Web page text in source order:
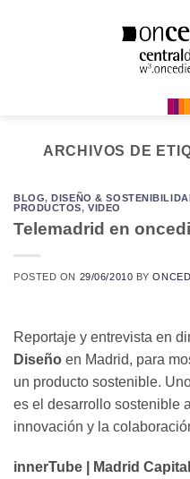
ARCHIVOS DE
BLOG,DISEÑO &
PRODUCTOS,VIDEO
Telemadrid en
POSTED ON 29/06/2010 BY
Reportaje y entrevista en
Diseño en Madrid, para
un producto sostenible.
es el desarrollo sostenible
innovación y la
innerTube | Madrid Capital